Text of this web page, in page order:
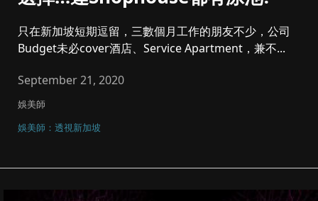
只在新加坡短期逗留，三數個月工作的朋友不少，公司
Budget未必cover酒店、Service Apartment，兼不...
September 21, 2020
娛美師
娛美師：透視新加坡